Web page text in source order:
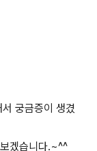
궁금증이 생겼
겠습니다.~^^